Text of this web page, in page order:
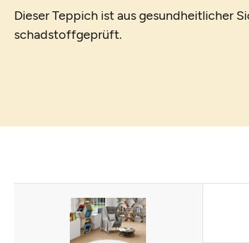
Dieser Teppich ist aus gesundheitlicher
schadstoffgeprüft.